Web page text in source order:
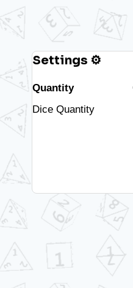
Settings ⚙
Quantity
Dice Quantity